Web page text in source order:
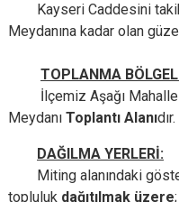
Kayseri Caddesini
Meydanına kadar olan
TOPLANMA
İlçemiz Aşağı
Meydanı Toplantı Alanıdır.
DAĞILMA YERLERİ:
Miting alanındaki
topluluk dağıtılmak üzere